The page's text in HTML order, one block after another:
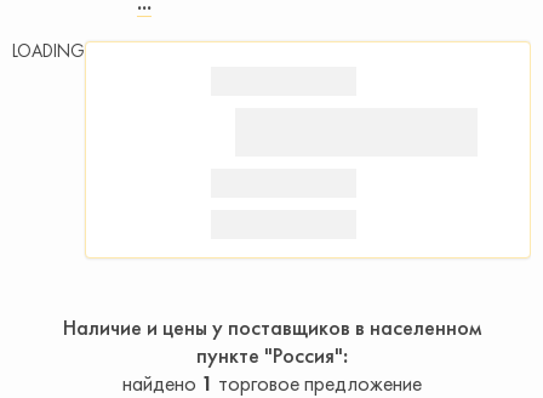
LOADING
Наличие и цены у поставщиков в населенном
пункте "Россия"
найдено 1 торговое предложение